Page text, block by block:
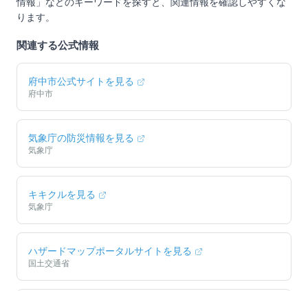
ります。
関連する公式情報
府中市公式サイトを見る
府中市
気象庁の防災情報を見る
気象庁
キキクルを見る
気象庁
ハザードマップポータルサイトを見る
国土交通省